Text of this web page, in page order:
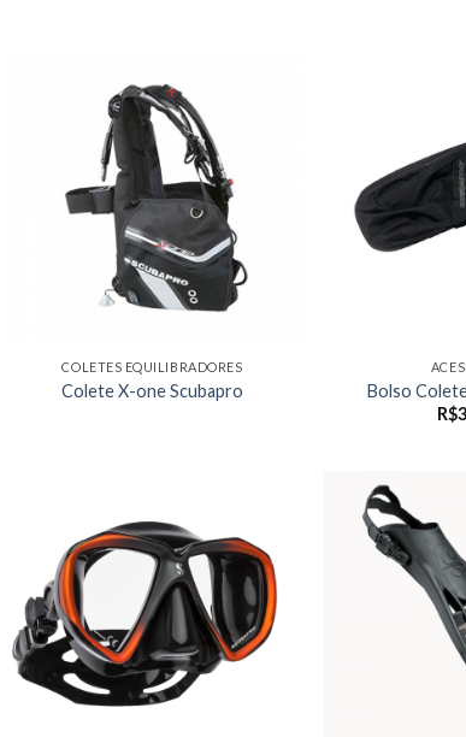
COLETES EQUILIBRADORES
Colete X-one Scubapro
Bolso
R$